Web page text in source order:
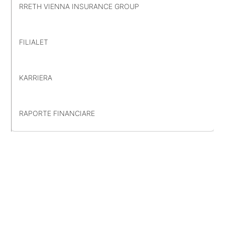
RRETH VIENNA INSURANCE GROUP
FILIALET
KARRIERA
RAPORTE FINANCIARE